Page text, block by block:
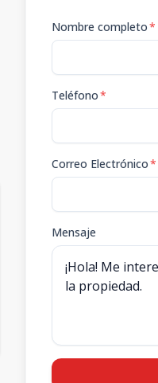
Nombre completo*
Teléfono*
Correo Electrónico*
Mensaje